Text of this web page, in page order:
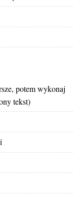
potem wykonaj
tekst)